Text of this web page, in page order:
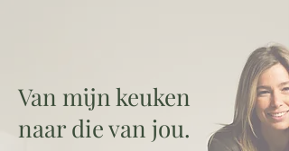
Van mijn keuken
naar die van jou.